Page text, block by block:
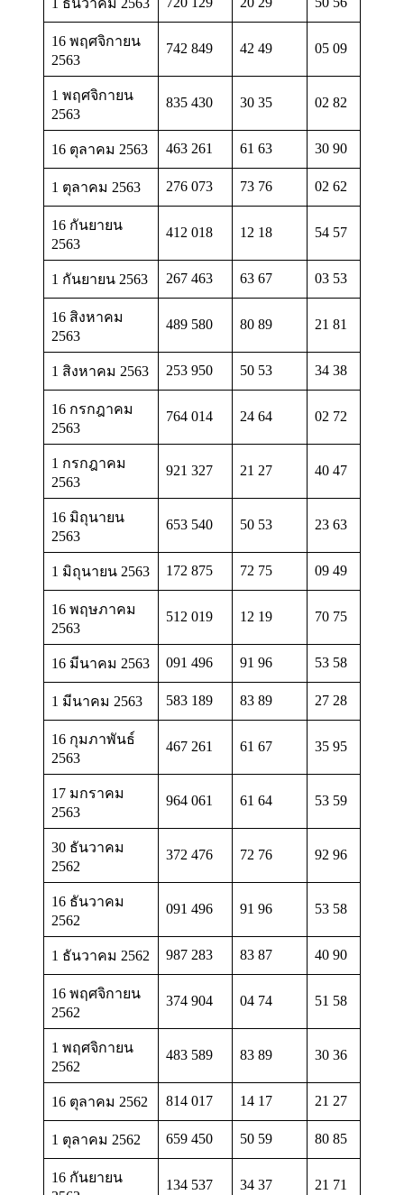
16 พฤศจิกายน
2563
742 849 42 49 05 09
1 พฤศจิกายน
2563
835 430 30 35 02 82
16 ตุลาคม 2563 463 261 61 63 30 90
1 ตุลาคม 2563 276 073 73 76 02 62
16 กันยายน
2563
412 018 12 18 54 57
1 กันยายน 2563 267 463 63 67 03 53
16 สิงหาคม
2563
489 580 80 89 21 81
1 สิงหาคม 2563 253 950 50 53 34 38
16 กรกฎาคม
2563
764 014 24 64 02 72
1 กรกฎาคม
2563
921 327 21 27 40 47
16 มิถุนายน
2563
653 540 50 53 23 63
1 มิถุนายน 2563 172 875 72 75 09 49
16 พฤษภาคม
2563
512 019 12 19 70 75
16 มีนาคม 2563 091 496 91 96 53 58
1 มีนาคม 2563 583 189 83 89 27 28
16 กุมภาพันธ์
2563
467 261 61 67 35 95
17 มกราคม
2563
964 061 61 64 53 59
30 ธันวาคม
2562
372 476 72 76 92 96
16 ธันวาคม
2562
091 496 91 96 53 58
1 ธันวาคม 2562 987 283 83 87 40 90
16 พฤศจิกายน
2562
374 904 04 74 51 58
1 พฤศจิกายน
2562
483 589 83 89 30 36
16 ตุลาคม 2562 814 017 14 17 21 27
1 ตุลาคม 2562 659 450 50 59 80 85
16 กันยายน
134 537 34 37 21 71